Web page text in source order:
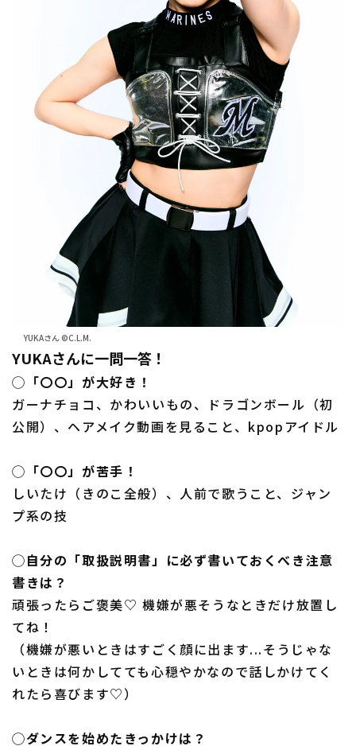
YUKAさん ©C.L.M.
YUKAさんに一問一答！
◯「〇〇」が大好き！
ガーナチョコ、かわいいもの、ドラゴンボール（初
公開）、ヘアメイク動画を見ること、kpopアイドル
◯「〇〇」が苦手！
しいたけ（きのこ全般）、人前で歌うこと、ジャン
プ系の技
◯自分の「取扱説明書」に必ず書いておくべき注意
書きは？
頑張ったらご褒美♡ 機嫌が悪そうなときだけ放置し
てね！
（機嫌が悪いときはすごく顔に出ます...そうじゃな
いときは何かしてても心穏やかなので話しかけてく
れたら喜びます♡）
◯ダンスを始めたきっかけは？